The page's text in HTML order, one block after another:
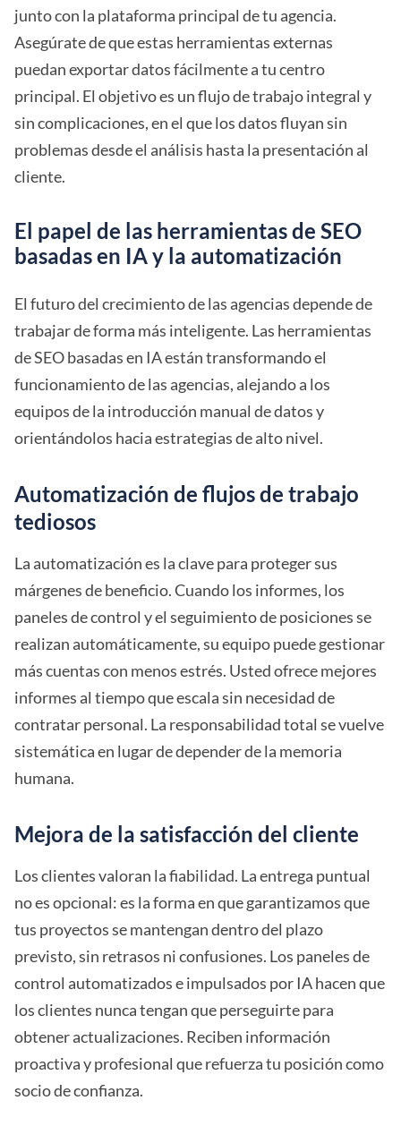
junto con la plataforma principal de tu agencia.
Asegúrate de que estas herramientas externas
puedan exportar datos fácilmente a tu centro
principal. El objetivo es un flujo de trabajo integral y
sin complicaciones, en el que los datos fluyan sin
problemas desde el análisis hasta la presentación al
cliente.
El papel de las herramientas de SEO
basadas en IA y la automatización
El futuro del crecimiento de las agencias depende de
trabajar de forma más inteligente. Las herramientas
de SEO basadas en IA están transformando el
funcionamiento de las agencias, alejando a los
equipos de la introducción manual de datos y
orientándolos hacia estrategias de alto nivel.
Automatización de flujos de trabajo
tediosos
La automatización es la clave para proteger sus
márgenes de beneficio. Cuando los informes, los
paneles de control y el seguimiento de posiciones se
realizan automáticamente, su equipo puede gestionar
más cuentas con menos estrés. Usted ofrece mejores
informes al tiempo que escala sin necesidad de
contratar personal. La responsabilidad total se vuelve
sistemática en lugar de depender de la memoria
humana.
Mejora de la satisfacción del cliente
Los clientes valoran la fiabilidad. La entrega puntual
no es opcional: es la forma en que garantizamos que
tus proyectos se mantengan dentro del plazo
previsto, sin retrasos ni confusiones. Los paneles de
control automatizados e impulsados por IA hacen que
los clientes nunca tengan que perseguirte para
obtener actualizaciones. Reciben información
proactiva y profesional que refuerza tu posición como
socio de confianza.